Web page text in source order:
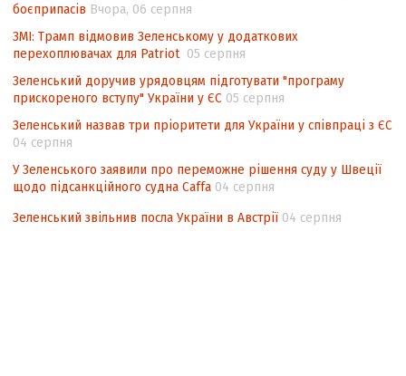
боєприпасів Вчора, 06 серпня
ЗМІ: Трамп відмовив Зеленському у додаткових
перехоплювачах для Patriot 05 серпня
Зеленський доручив урядовцям підготувати "програму
прискореного вступу" України у ЄС 05 серпня
Зеленський назвав три пріоритети для України у співпраці з ЄС
04 серпня
У Зеленського заявили про переможне рішення суду у Швеції
щодо підсанкційного судна Caffa 04 серпня
Зеленський звільнив посла України в Австрії 04 серпня